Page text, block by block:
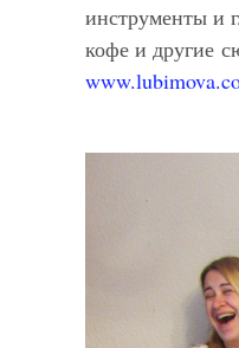
инструменты и
кофе и другие